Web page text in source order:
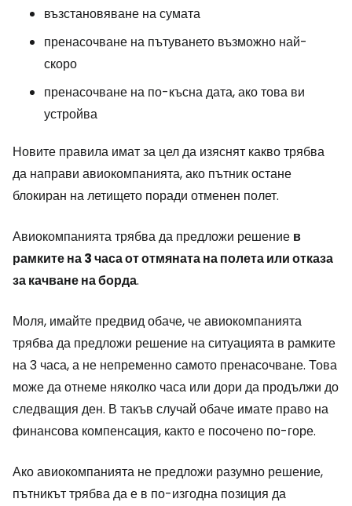
възстановяване на сумата
пренасочване на пътуването възможно най-
скоро
пренасочване на по-късна дата, ако това ви
устройва
Новите правила имат за цел да изяснят какво трябва
да направи авиокомпанията, ако пътник остане
блокиран на летището поради отменен полет.
Авиокомпанията трябва да предложи решение в
рамките на 3 часа от отмяната на полета или отказа
за качване на борда.
Моля, имайте предвид обаче, че авиокомпанията
трябва да предложи решение на ситуацията в рамките
на 3 часа, а не непременно самото пренасочване. Това
може да отнеме няколко часа или дори да продължи до
следващия ден. В такъв случай обаче имате право на
финансова компенсация, както е посочено по-горе.
Ако авиокомпанията не предложи разумно решение,
пътникът трябва да е в по-изгодна позиция да